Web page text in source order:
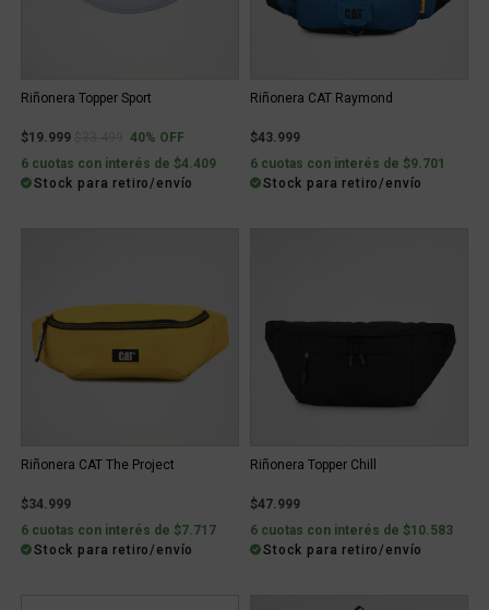
Riñonera Topper Sport
$19.999 Price reduced from
to40% OFF
6 cuotas con interés de $4.409
Stock para retiro/envío
Riñonera CAT Raymond
$43.999
6 cuotas con interés de $9.701
Stock para retiro/envío
Riñonera CAT The Project
$34.999
6 cuotas con interés de $7.717
Stock para retiro/envío
Riñonera Topper Chill
$47.999
6 cuotas con interés de $10.583
Stock para retiro/envío